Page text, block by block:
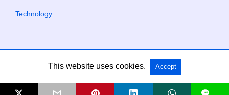
Technology
Copyright @ 2026 Chaville Blog All Rights Reserved
This website uses cookies. Accept